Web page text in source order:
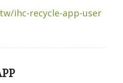
ihc-recycle-app-user